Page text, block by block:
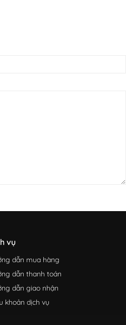
vụ
dẫn mua hàng
dẫn thanh toán
dẫn giao nhận
khoản dịch vụ